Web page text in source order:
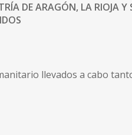
DE ARAGÓN, LA RIOJA
llevados a cabo